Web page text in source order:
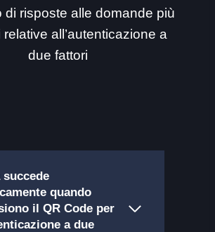
di risposte alle domande più
all’autenticazione a
due fattori
succede
quando
il QR Code per
a due